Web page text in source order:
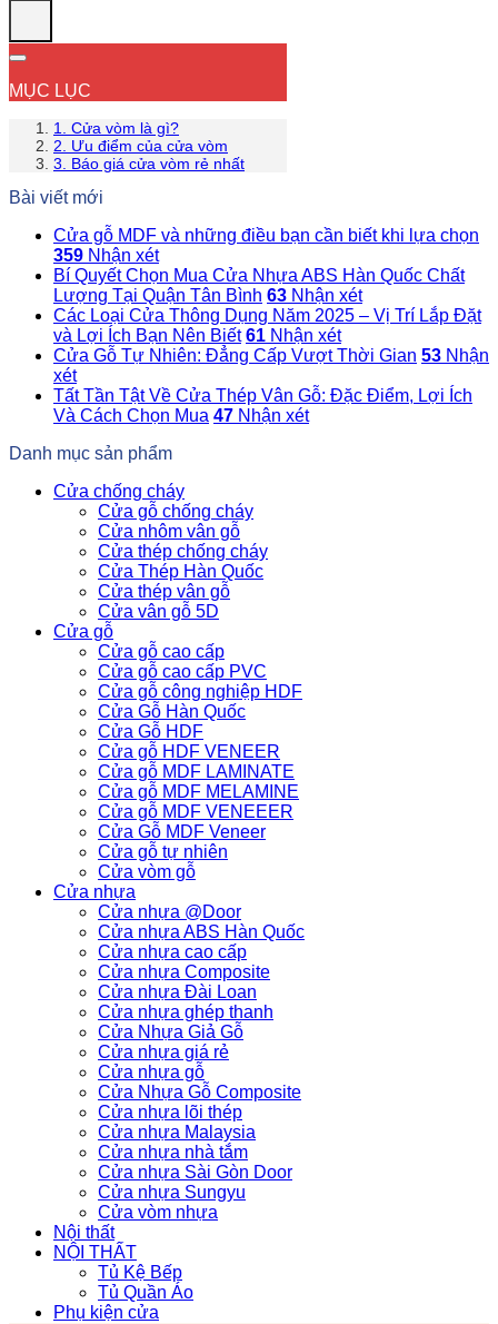
MỤC LỤC
1. Cửa vòm là gì?
2. Ưu điểm của cửa vòm​
3. Báo giá cửa vòm​ rẻ nhất
Bài viết mới
Cửa gỗ MDF và những điều bạn cần biết khi lựa chọn
359 Nhận xét
Bí Quyết Chọn Mua Cửa Nhựa ABS Hàn Quốc Chất
Lượng Tại Quận Tân Bình 63 Nhận xét
Các Loại Cửa Thông Dụng Năm 2025 – Vị Trí Lắp Đặt
và Lợi Ích Bạn Nên Biết 61 Nhận xét
Cửa Gỗ Tự Nhiên: Đẳng Cấp Vượt Thời Gian 53 Nhận
xét
Tất Tần Tật Về Cửa Thép Vân Gỗ: Đặc Điểm, Lợi Ích
Và Cách Chọn Mua 47 Nhận xét
Danh mục sản phẩm
Cửa chống cháy
Cửa gỗ chống cháy
Cửa nhôm vân gỗ
Cửa thép chống cháy
Cửa Thép Hàn Quốc
Cửa thép vân gỗ
Cửa vân gỗ 5D
Cửa gỗ
Cửa gỗ cao cấp
Cửa gỗ cao cấp PVC
Cửa gỗ công nghiệp HDF
Cửa Gỗ Hàn Quốc
Cửa Gỗ HDF
Cửa gỗ HDF VENEER
Cửa gỗ MDF LAMINATE
Cửa gỗ MDF MELAMINE
Cửa gỗ MDF VENEEER
Cửa Gỗ MDF Veneer
Cửa gỗ tự nhiên
Cửa vòm gỗ
Cửa nhựa
Cửa nhựa @Door
Cửa nhựa ABS Hàn Quốc
Cửa nhựa cao cấp
Cửa nhựa Composite
Cửa nhựa Đài Loan
Cửa nhựa ghép thanh
Cửa Nhựa Giả Gỗ
Cửa nhựa giá rẻ
Cửa nhựa gỗ
Cửa Nhựa Gỗ Composite
Cửa nhựa lõi thép
Cửa nhựa Malaysia
Cửa nhựa nhà tắm
Cửa nhựa Sài Gòn Door
Cửa nhựa Sungyu
Cửa vòm nhựa
Nội thất
NỘI THẤT
Tủ Kệ Bếp
Tủ Quần Áo
Phụ kiện cửa